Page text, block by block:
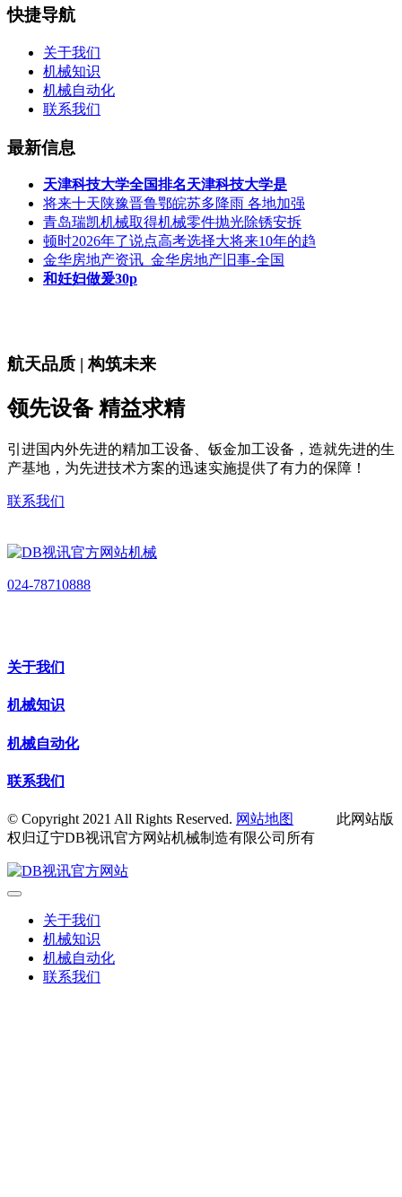
快捷导航
关于我们
机械知识
机械自动化
联系我们
最新信息
天津科技大学全国排名天津科技大学是
将来十天陕豫晋鲁鄂皖苏多降雨 各地加强
青岛瑞凯机械取得机械零件抛光除锈安拆
顿时2026年了说点高考选择大将来10年的趋
金华房地产资讯_金华房地产旧事-全国
和妊妇做爰30p
航天品质 | 构筑未来
领先设备 精益求精
引进国内外先进的精加工设备、钣金加工设备，造就先进的生
产基地，为先进技术方案的迅速实施提供了有力的保障！
联系我们
024-78710888
关于我们
机械知识
机械自动化
联系我们
© Copyright 2021 All Rights Reserved. 网站地图
此网站版
权归辽宁DB视讯官方网站机械制造有限公司所有
关于我们
机械知识
机械自动化
联系我们